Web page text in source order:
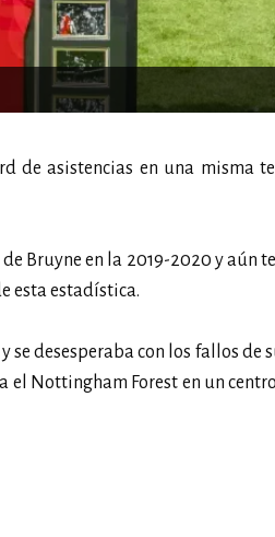
de asistencias en una misma
Bruyne en la 2019-2020 y aún
esta estadística.
desesperaba con los fallos de
Nottingham Forest en un